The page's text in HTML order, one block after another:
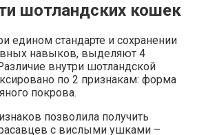
шотландских кошек
едином стандарте и сохранении
навыков, выделяют 4
внутри шотландской
по 2 признакам: форма
покрова.
позволила получить
с вислыми ушками –